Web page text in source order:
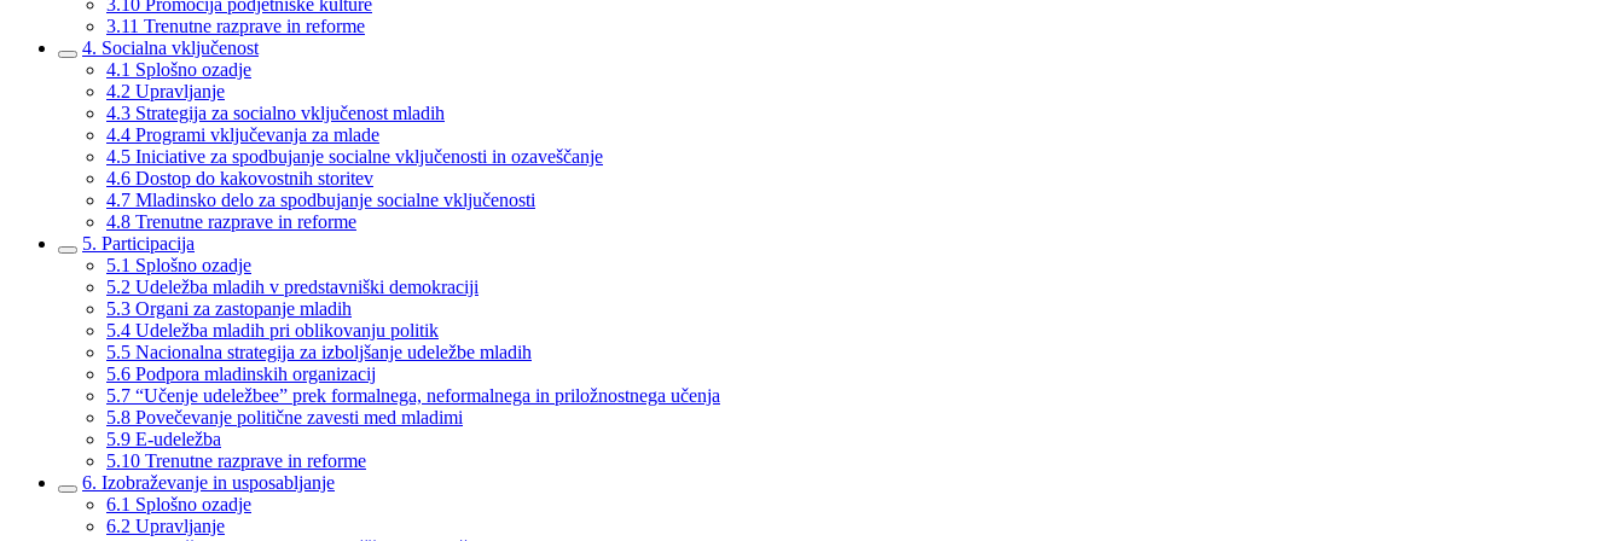
3.10 Promocija podjetniške kulture
3.11 Trenutne razprave in reforme
4. Socialna vključenost
4.1 Splošno ozadje
4.2 Upravljanje
4.3 Strategija za socialno vključenost mladih
4.4 Programi vključevanja za mlade
4.5 Iniciative za spodbujanje socialne vključenosti in ozaveščanje
4.6 Dostop do kakovostnih storitev
4.7 Mladinsko delo za spodbujanje socialne vključenosti
4.8 Trenutne razprave in reforme
5. Participacija
5.1 Splošno ozadje
5.2 Udeležba mladih v predstavniški demokraciji
5.3 Organi za zastopanje mladih
5.4 Udeležba mladih pri oblikovanju politik
5.5 Nacionalna strategija za izboljšanje udeležbe mladih
5.6 Podpora mladinskih organizacij
5.7 “Učenje udeležbee” prek formalnega, neformalnega in priložnostnega učenja
5.8 Povečevanje politične zavesti med mladimi
5.9 E-udeležba
5.10 Trenutne razprave in reforme
6. Izobraževanje in usposabljanje
6.1 Splošno ozadje
6.2 Upravljanje